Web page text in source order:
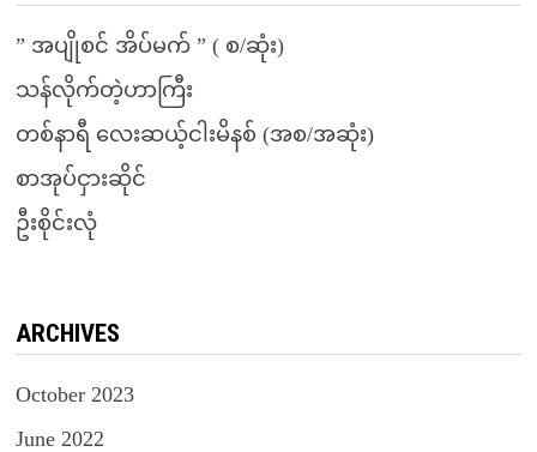
” အပျိုစင် အိပ်မက် ” ( စ/ဆုံး)
သန်လိုက်တဲ့ဟာကြီး
တစ်နာရီ လေးဆယ့်ငါးမိနစ် (အစ/အဆုံး)
စာအုပ်ငှားဆိုင်
ဦးစိုင်းလုံ
ARCHIVES
October 2023
June 2022